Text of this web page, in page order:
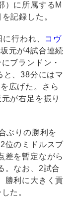
）に所属するM
記録した。
行われ、 コヴ
元が4試合連続
ブランドン・
と、38分にはマ
広げた。さら
が右足を振り
ぶりの勝利を
位のミドルスブ
差を暫定ながら
。なお、2試合
勝利に大きく貢
た。